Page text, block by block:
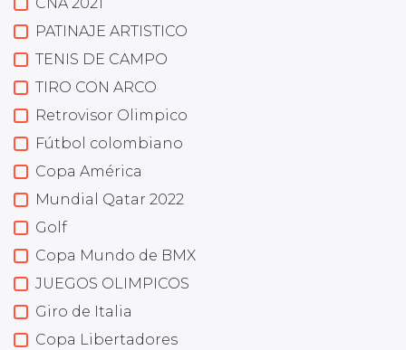
PATINAJE ARTISTICO
TENIS DE CAMPO
TIRO CON ARCO
Retrovisor Olimpico
Fútbol colombiano
Copa América
Mundial Qatar 2022
Golf
Copa Mundo de BMX
JUEGOS OLIMPICOS
Giro de Italia
Copa Libertadores